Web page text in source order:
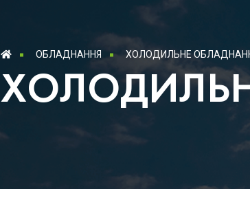
ОБЛАДНАННЯ ХОЛОДИЛЬНЕ